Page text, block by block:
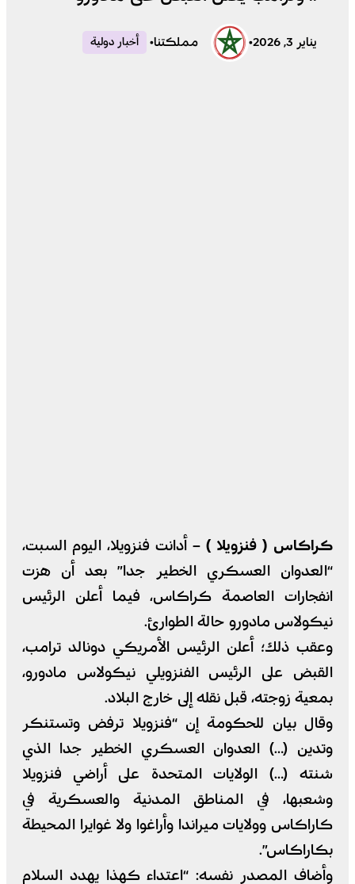
يناير 3, 2026 • مملكتنا• أخبار دولية
كراكاس ( فنزويلا ) –أدانت فنزويلا، اليوم السبت،
“العدوان العسكري الخطير جدا” بعد أن هزت
انفجارات العاصمة كراكاس، فيما أعلن الرئيس
نيكولاس مادورو حالة الطوارئ.
وعقب ذلك؛ أعلن الرئيس الأمريكي دونالد ترامب،
القبض على الرئيس الفنزويلي نيكولاس مادورو،
بمعية زوجته، قبل نقله إلى خارج البلاد.
وقال بيان للحكومة إن “فنزويلا ترفض وتستنكر
وتدين (…) العدوان العسكري الخطير جدا الذي
شنته (…) الولايات المتحدة على أراضي فنزويلا
وشعبها، في المناطق المدنية والعسكرية في
كاراكاس وولايات ميراندا وأراغوا ولا غوايرا المحيطة
بكاراكاس”.
وأضاف المصدر نفسه: “اعتداء كهذا يهدد السلام